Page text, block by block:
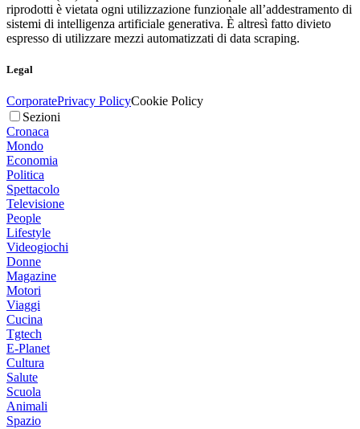
riprodotti è vietata ogni utilizzazione funzionale all’addestramento di
sistemi di intelligenza artificiale generativa. È altresì fatto divieto
espresso di utilizzare mezzi automatizzati di data scraping.
Legal
CorporatePrivacy PolicyCookie Policy
Sezioni
Cronaca
Mondo
Economia
Politica
Spettacolo
Televisione
People
Lifestyle
Videogiochi
Donne
Magazine
Motori
Viaggi
Cucina
Tgtech
E-Planet
Cultura
Salute
Scuola
Animali
Spazio